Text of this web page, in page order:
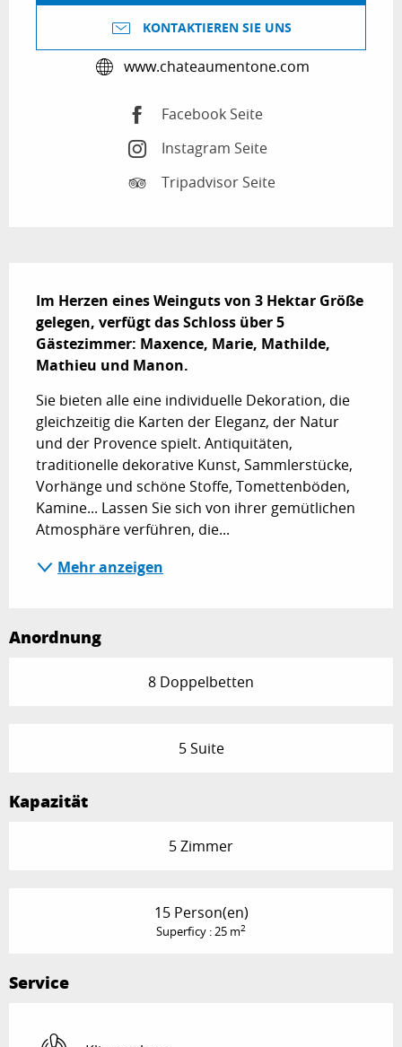
KONTAKTIEREN SIE UNS
www.chateaumentone.com
Facebook Seite
Instagram Seite
Tripadvisor Seite
Im Herzen eines Weinguts von 3 Hektar Größe
gelegen, verfügt das Schloss über 5
Gästezimmer: Maxence, Marie, Mathilde,
Mathieu und Manon.
Sie bieten alle eine individuelle Dekoration, die
gleichzeitig die Karten der Eleganz, der Natur
und der Provence spielt. Antiquitäten,
traditionelle dekorative Kunst, Sammlerstücke,
Vorhänge und schöne Stoffe, Tomettenböden,
Kamine... Lassen Sie sich von ihrer gemütlichen
Atmosphäre verführen, die...
Mehr anzeigen
Anordnung
8 Doppelbetten
5 Suite
Kapazität
5 Zimmer
15 Person(en)
Superficy : 25 m2
Service